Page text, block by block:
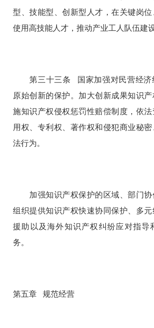
型、技能型、创新型人才，在关键岗
使用高技能人才，推动产业工人队伍建设
第三十三条 国家加强对民营经济
原始创新的保护。加大创新成果知识
施知识产权侵权惩罚性赔偿制度，依
用权、专利权、著作权和侵犯商业秘
法行为。
加强知识产权保护的区域、部门协
组织提供知识产权快速协同保护、多
援助以及海外知识产权纠纷应对指导
务。
第五章 规范经营